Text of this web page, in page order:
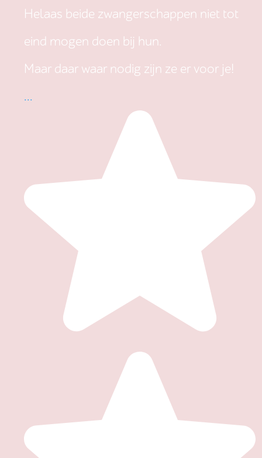
Helaas beide zwangerschappen niet tot
eind mogen doen bij hun.
Maar daar waar nodig zijn ze er voor je!
...